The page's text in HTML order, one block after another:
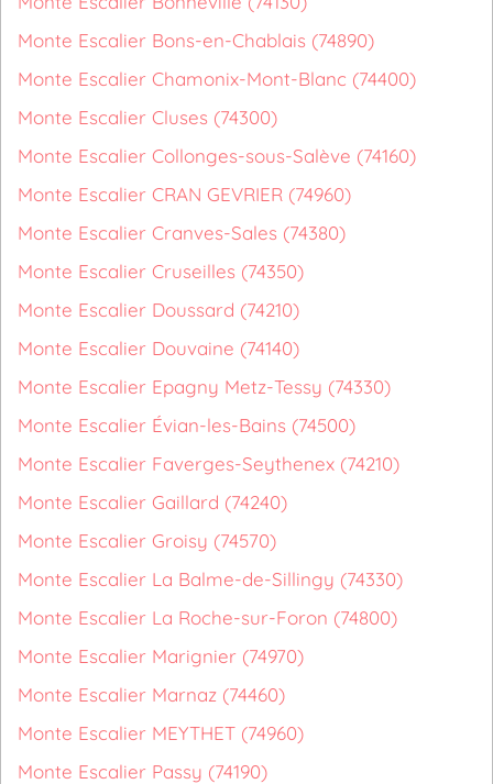
Monte Escalier Bons-en-Chablais (74890)
Monte Escalier Chamonix-Mont-Blanc (74400)
Monte Escalier Cluses (74300)
Monte Escalier Collonges-sous-Salève (74160)
Monte Escalier CRAN GEVRIER (74960)
Monte Escalier Cranves-Sales (74380)
Monte Escalier Cruseilles (74350)
Monte Escalier Doussard (74210)
Monte Escalier Douvaine (74140)
Monte Escalier Epagny Metz-Tessy (74330)
Monte Escalier Évian-les-Bains (74500)
Monte Escalier Faverges-Seythenex (74210)
Monte Escalier Gaillard (74240)
Monte Escalier Groisy (74570)
Monte Escalier La Balme-de-Sillingy (74330)
Monte Escalier La Roche-sur-Foron (74800)
Monte Escalier Marignier (74970)
Monte Escalier Marnaz (74460)
Monte Escalier MEYTHET (74960)
Monte Escalier Passy (74190)